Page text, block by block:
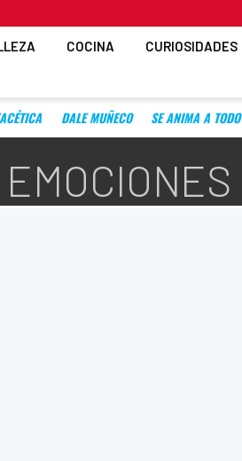
COCINA CURIOSIDADES
DALE MUÑECO SE ANIMA A TODO